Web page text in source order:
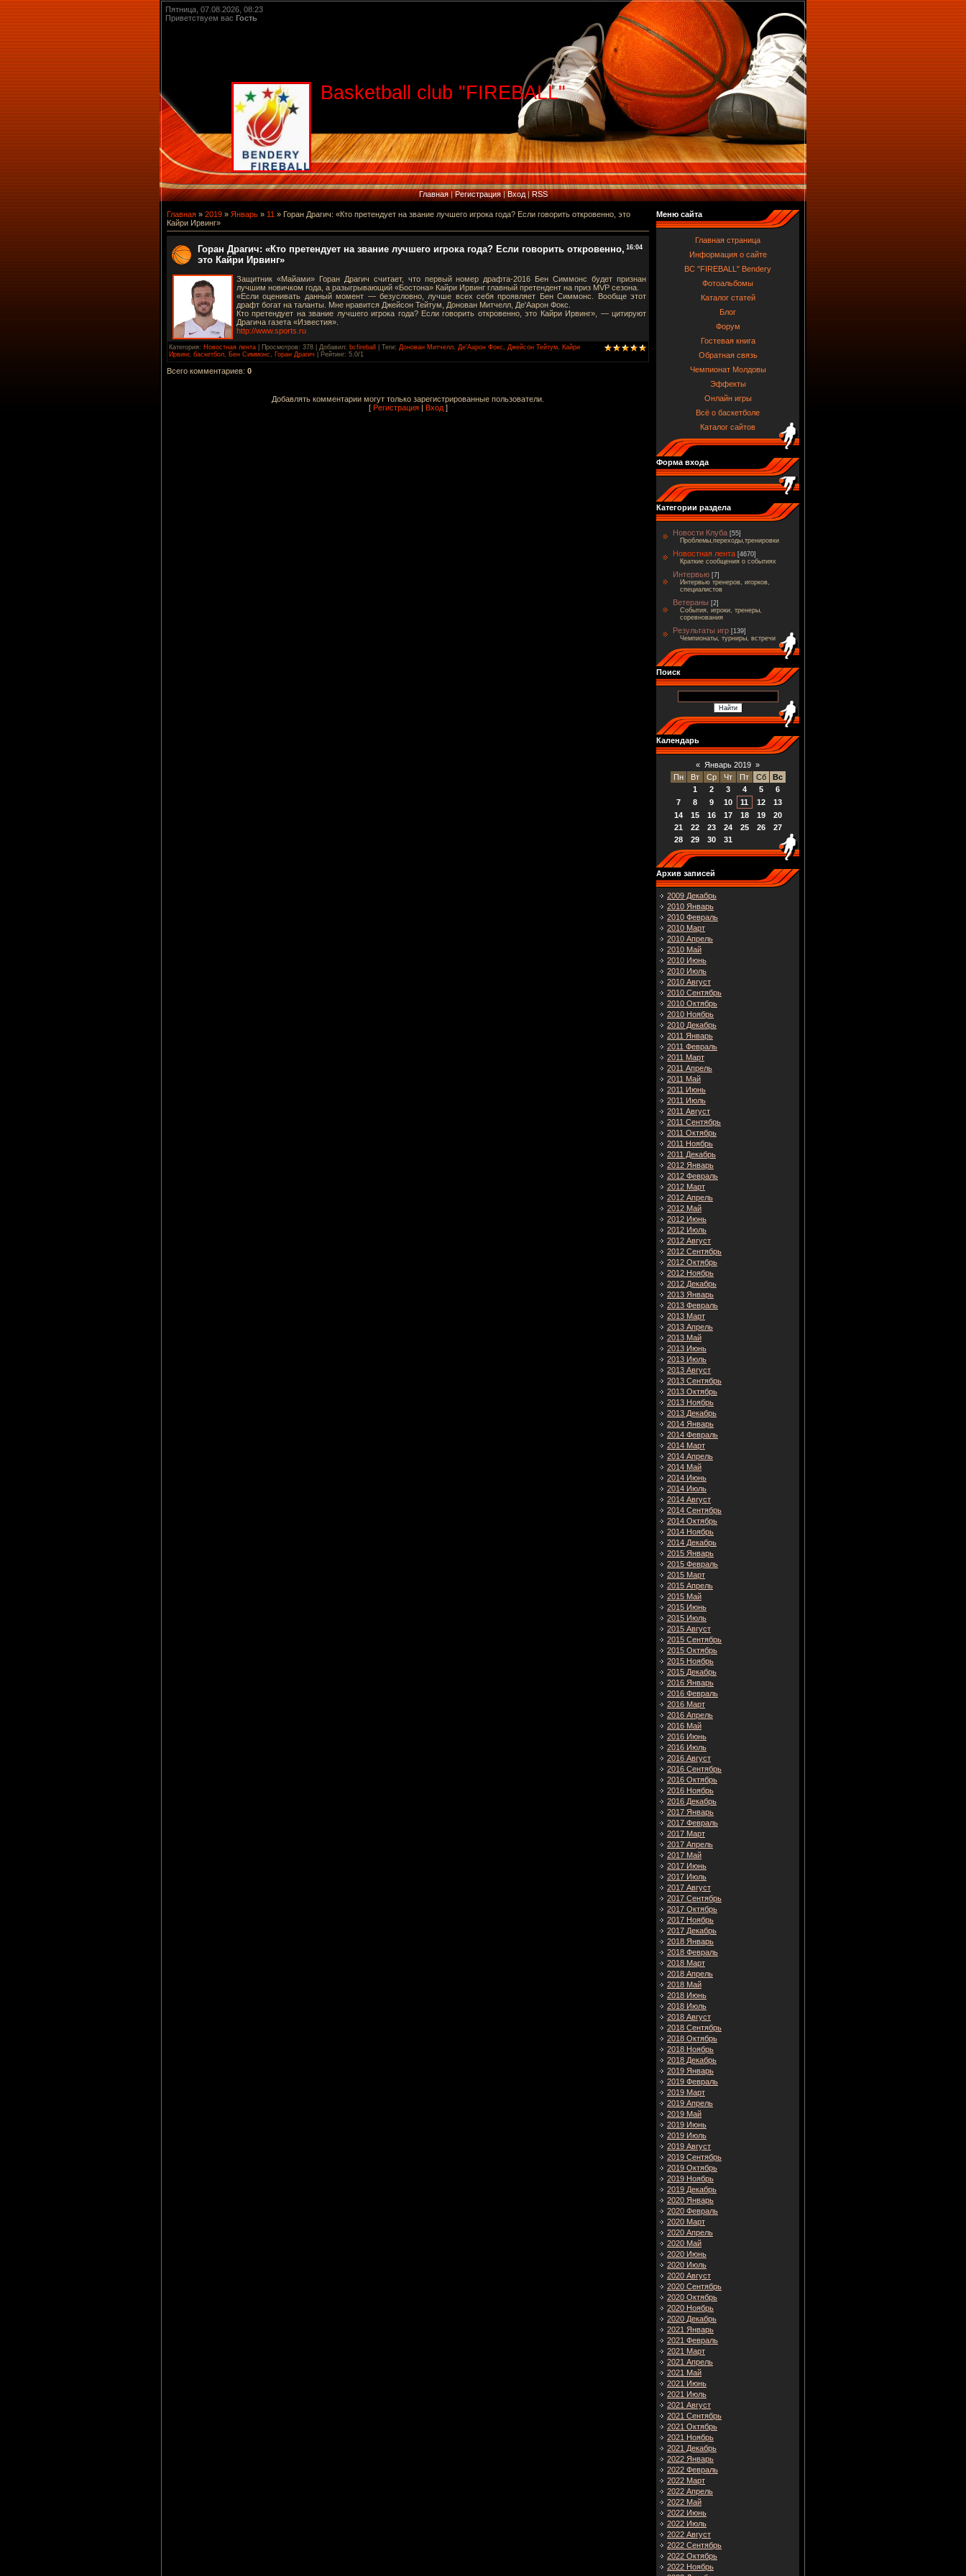
Пятница, 07.08.2026, 08:23
Приветствуем вас Гость
Basketball club "FIREBALL"
Главная|Регистрация|Вход|RSS
Главная » 2019 » Январь » 11 » Горан Драгич: «Кто претендует на звание лучшего игрока года? Если говорить откровенно, это
Кайри Ирвинг»
16:04
Горан Драгич: «Кто претендует на звание лучшего игрока года? Если говорить откровенно,
это Кайри Ирвинг»
Защитник «Майами» Горан Драгич считает, что первый номер драфта-2016 Бен Симмонс будет признан
лучшим новичком года, а разыгрывающий «Бостона» Кайри Ирвинг главный претендент на приз MVP сезона.
«Если оценивать данный момент — безусловно, лучше всех себя проявляет Бен Симмонс. Вообще этот
драфт богат на таланты. Мне нравится Джейсон Тейтум, Донован Митчелл, Де'Аарон Фокс.
Кто претендует на звание лучшего игрока года? Если говорить откровенно, это Кайри Ирвинг», — цитируют
Драгича газета «Известия».
http://www.sports.ru
Категория: Новостная лента Просмотров: 378 | Добавил: bcfireball Теги: Донован Митчелл Де'Аарон Фокс Джейсон Тейтум
Кайри
Ирвинг, баскетбол Бен Симмонс Горан Драгич Рейтинг: 5.0/1
Всего комментариев: 0
Добавлять комментарии могут только зарегистрированные пользователи.
[ Регистрация| Вход]
Меню сайта
Главная страница
Информация о сайте
BC "FIREBALL" Bendery
Фотоальбомы
Каталог статей
Блог
Форум
Гостевая книга
Обратная связь
Чемпионат Молдовы
Эффекты
Онлайн игры
Всё о баскетболе
Каталог сайтов
Форма входа
Категории раздела
Новости Клуба [55]
Проблемы,переходы,тренировки
Новостная лента [4670]
Краткие сообщения о событиях
Интервью [7]
Интервью тренеров, игорков,
специалистов
Ветераны [2]
События, игроки, тренеры,
соревнования
Результаты игр [139]
Чемпионаты, турниры, встречи
Поиск
Календарь
« Январь 2019 »
Пн
Вт Ср Чт Пт Сб
Вс
1
2 3 4 5
6
7
8 9 10 11 12
13
14
15 16 17 18 19
20
21
22 23 24 25 26
27
28
29 30 31
Архив записей
2009 Декабрь
2010 Январь
2010 Февраль
2010 Март
2010 Апрель
2010 Май
2010 Июнь
2010 Июль
2010 Август
2010 Сентябрь
2010 Октябрь
2010 Ноябрь
2010 Декабрь
2011 Январь
2011 Февраль
2011 Март
2011 Апрель
2011 Май
2011 Июнь
2011 Июль
2011 Август
2011 Сентябрь
2011 Октябрь
2011 Ноябрь
2011 Декабрь
2012 Январь
2012 Февраль
2012 Март
2012 Апрель
2012 Май
2012 Июнь
2012 Июль
2012 Август
2012 Сентябрь
2012 Октябрь
2012 Ноябрь
2012 Декабрь
2013 Январь
2013 Февраль
2013 Март
2013 Апрель
2013 Май
2013 Июнь
2013 Июль
2013 Август
2013 Сентябрь
2013 Октябрь
2013 Ноябрь
2013 Декабрь
2014 Январь
2014 Февраль
2014 Март
2014 Апрель
2014 Май
2014 Июнь
2014 Июль
2014 Август
2014 Сентябрь
2014 Октябрь
2014 Ноябрь
2014 Декабрь
2015 Январь
2015 Февраль
2015 Март
2015 Апрель
2015 Май
2015 Июнь
2015 Июль
2015 Август
2015 Сентябрь
2015 Октябрь
2015 Ноябрь
2015 Декабрь
2016 Январь
2016 Февраль
2016 Март
2016 Апрель
2016 Май
2016 Июнь
2016 Июль
2016 Август
2016 Сентябрь
2016 Октябрь
2016 Ноябрь
2016 Декабрь
2017 Январь
2017 Февраль
2017 Март
2017 Апрель
2017 Май
2017 Июнь
2017 Июль
2017 Август
2017 Сентябрь
2017 Октябрь
2017 Ноябрь
2017 Декабрь
2018 Январь
2018 Февраль
2018 Март
2018 Апрель
2018 Май
2018 Июнь
2018 Июль
2018 Август
2018 Сентябрь
2018 Октябрь
2018 Ноябрь
2018 Декабрь
2019 Январь
2019 Февраль
2019 Март
2019 Апрель
2019 Май
2019 Июнь
2019 Июль
2019 Август
2019 Сентябрь
2019 Октябрь
2019 Ноябрь
2019 Декабрь
2020 Январь
2020 Февраль
2020 Март
2020 Апрель
2020 Май
2020 Июнь
2020 Июль
2020 Август
2020 Сентябрь
2020 Октябрь
2020 Ноябрь
2020 Декабрь
2021 Январь
2021 Февраль
2021 Март
2021 Апрель
2021 Май
2021 Июнь
2021 Июль
2021 Август
2021 Сентябрь
2021 Октябрь
2021 Ноябрь
2021 Декабрь
2022 Январь
2022 Февраль
2022 Март
2022 Апрель
2022 Май
2022 Июнь
2022 Июль
2022 Август
2022 Сентябрь
2022 Октябрь
2022 Ноябрь